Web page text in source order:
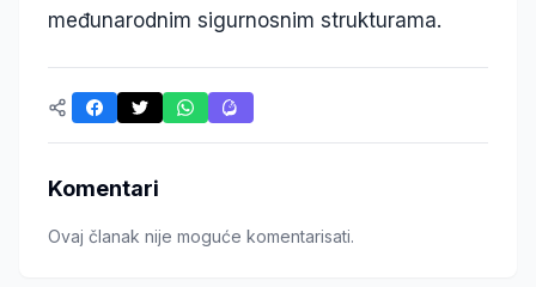
međunarodnim sigurnosnim strukturama.
Komentari
Ovaj članak nije moguće komentarisati.